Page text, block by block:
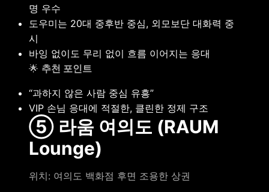
명 우수
도우미는 20대 중후반 중심, 외모보단 대화력 중
시
바잉 없이도 무리 없이 흐름 이어지는 응대
🌟 추천 포인트
“과하지 않은 사람 중심 유흥”
VIP 손님 응대에 적절한, 클린한 정제 구조
⑤ 라움 여의도 (RAUM
Lounge)
위치: 여의도 백화점 후면 조용한 상권